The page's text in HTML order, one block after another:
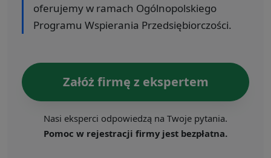
oferujemy w ramach Ogólnopolskiego
Programu Wspierania Przedsiębiorczości.
Załóż firmę z ekspertem
Nasi eksperci odpowiedzą na Twoje pytania.
Pomoc w rejestracji firmy jest bezpłatna.